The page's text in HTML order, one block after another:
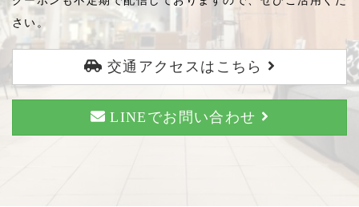
さい。
交通アクセスはこちら
LINEでお問い合わせ